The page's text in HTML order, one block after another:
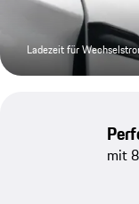
Ladezeit für
mit